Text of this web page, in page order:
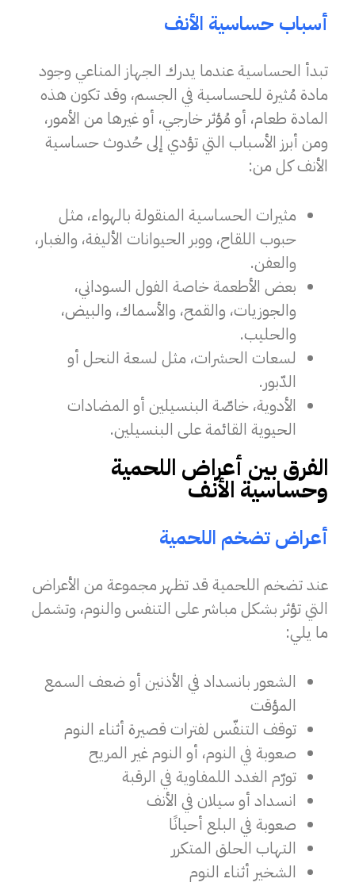
أسباب حساسية الأنف
تبدأ الحساسية عندما يدرك الجهاز المناعي وجود
مادة مُثيرة للحساسية في الجسم، وقد تكون هذه
المادة طعام، أو مُؤثر خارجي، أو غيرها من الأمور،
ومن أبرز الأسباب التي تؤدي إلى حُدوث حساسية
الأنف كل من:
مثيرات الحساسية المنقولة بالهواء، مثل
حبوب اللقاح، ووبر الحيوانات الأليفة، والغبار،
والعفن.
بعض الأطعمة خاصة الفول السوداني،
والجوزيات، والقمح، والأسماك، والبيض،
والحليب.
لسعات الحشرات، مثل لسعة النحل أو
الدّبور.
الأدوية، خاصّة البنسيلين أو المضادات
الحيوية القائمة على البنسيلين.
الفرق بين أعراض اللحمية
وحساسية الأنف
أعراض تضخم اللحمية
عند تضخم اللحمية قد تظهر مجموعة من الأعراض
التي تؤثر بشكل مباشر على التنفس والنوم، وتشمل
ما يلي:
الشعور بانسداد في الأذنين أو ضعف السمع
المؤقت
توقف التنفّس لفترات قصيرة أثناء النوم
صعوبة في النوم، أو النوم غير المريح
تورّم الغدد اللمفاوية في الرقبة
انسداد أو سيلان في الأنف
صعوبة في البلع أحيانًا
التهاب الحلق المتكرر
الشخير أثناء النوم